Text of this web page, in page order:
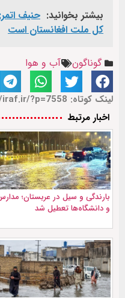
بیشتر بخوانید: حنیف
کل ملت افغانستان است
گوناگون آب و هوا
لینک کوتاه: https://iraf.ir/?p=7558
اخبار مرتبط
بارندگی و سیل در عربستان؛
و دانشگاه‌ها تعطیل شد